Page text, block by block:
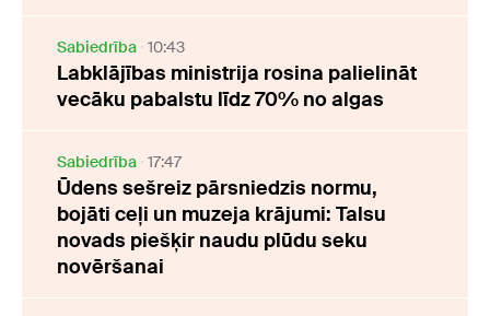
Sabiedrība 10:43
Labklājības ministrija rosina palielināt
vecāku pabalstu līdz 70% no algas
Sabiedrība 17:47
Ūdens sešreiz pārsniedzis normu,
bojāti ceļi un muzeja krājumi: Talsu
novads piešķir naudu plūdu seku
novēršanai